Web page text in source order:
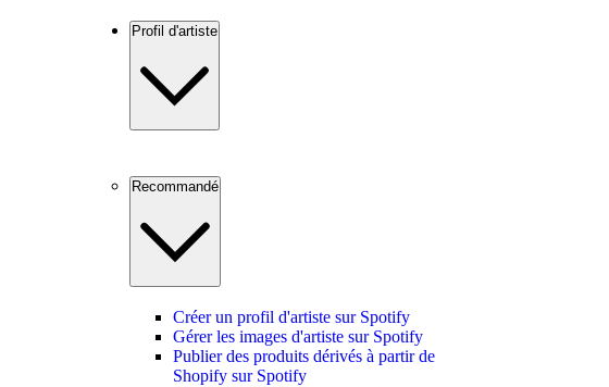
Profil d'artiste
Recommandé
Créer un profil d'artiste sur Spotify
Gérer les images d'artiste sur Spotify
Publier des produits dérivés à partir de
Shopify sur Spotify